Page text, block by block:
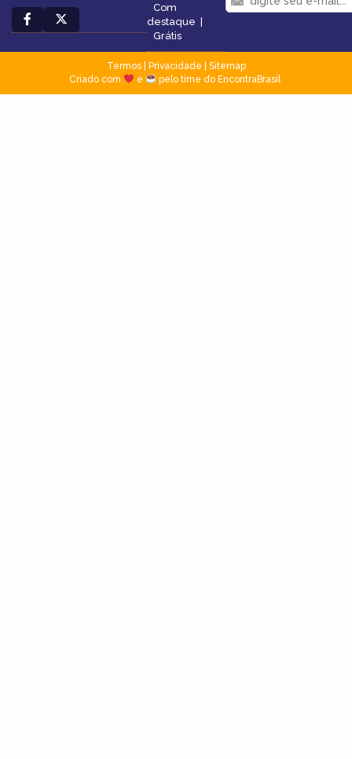
Com
destaque |
Grátis
Termos| Privacidade
Sitemap
Criado com
e pelo time do EncontraBrasil